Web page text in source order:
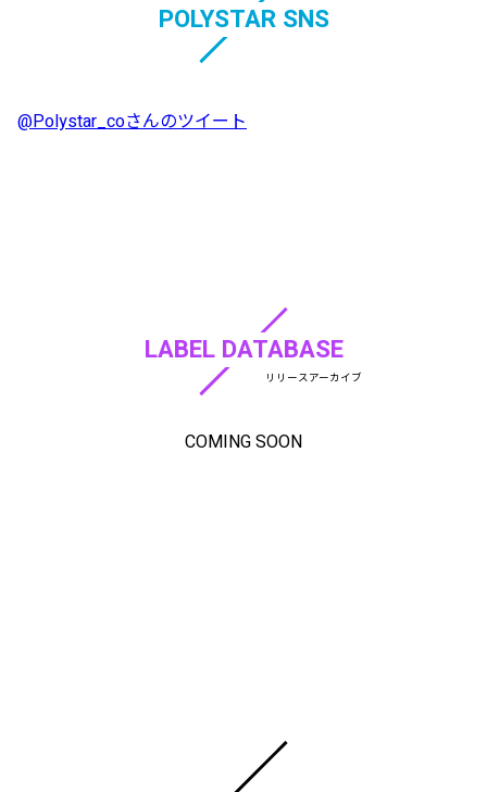
POLYSTAR SNS
@Polystar_coさんのツイート
LABEL DATABASE
リリースアーカイブ
COMING SOON